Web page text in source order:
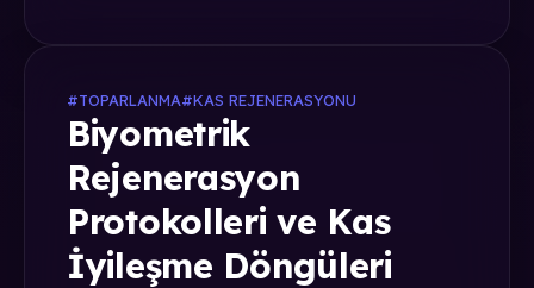
#TOPARLANMA#KAS REJENERASYONU
Biyometrik
Rejenerasyon
Protokolleri ve Kas
İyileşme Döngüleri